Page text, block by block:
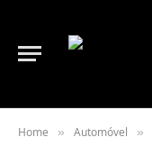
Home » Automóvel »